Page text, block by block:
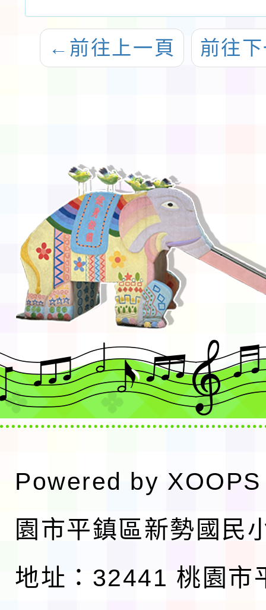
← 前往上一頁 前往
Powered by XOOPS
園市平鎮區新勢國民
地址：32441 桃園市